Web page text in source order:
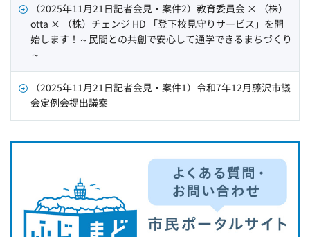
（2025年11月21日記者会見・案件2）教育委員会 × （株）
otta × （株）チェンジ HD 「登下校見守りサービス」を開
始します！～民間との共創で安心して通学できるまちづくり
～
（2025年11月21日記者会見・案件1）令和7年12月藤沢市議
会定例会提出議案